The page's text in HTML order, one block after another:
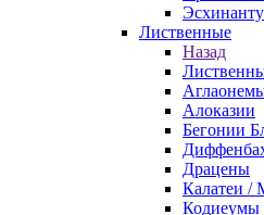
Лиственные
Назад
Алоказии
Бегонии
Драцены
Калатеи /
Кодиеумы